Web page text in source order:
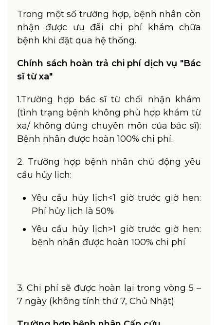
Trong một số trường hợp, bệnh nhân còn
nhận được ưu đãi chi phí khám chữa
bệnh khi đặt qua hệ thống.
Chính sách hoàn trả chi phí dịch vụ "Bác
sĩ từ xa"
1.Trường hợp bác sĩ từ chối nhận khám
(tình trạng bệnh không phù hợp khám từ
xa/ không đúng chuyên môn của bác sĩ):
Bệnh nhân được hoàn 100% chi phí.
2. Trường hợp bệnh nhân chủ động yêu
cầu hủy lịch:
Yêu cầu hủy lịch<1 giờ trước giờ hẹn:
Phí hủy lịch là 50%
Yêu cầu hủy lịch>1 giờ trước giờ hẹn:
bệnh nhân được hoàn 100% chi phí
3. Chi phí sẽ được hoàn lại trong vòng 5 –
7 ngày (không tính thứ 7, Chủ Nhật)